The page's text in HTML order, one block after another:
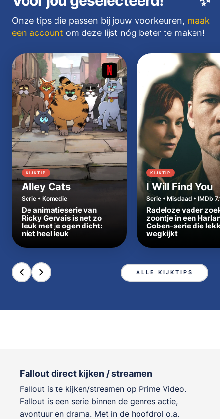
Onze tips die passen bij jouw voorkeuren, maak
een account om deze lijst nóg beter te maken!
KIJKTIP
Alley Cats
Serie • Komedie
De animatieserie van
Ricky Gervais is net zo
leuk met je ogen dicht:
niet heel leuk
KIJKTIP
I Will Find You
Serie • Misdaad • IMDb
Radeloze vader
zoontje in een
Coben-serie die
wegkijkt
ALLE KIJKTIPS
Fallout direct kijken / streamen
Fallout is te kijken/streamen op Prime Video.
Fallout is een serie binnen de genres actie,
avontuur en drama. Met in de hoofdrol o.a.